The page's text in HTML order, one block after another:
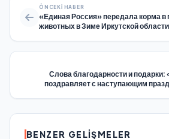
ÖNCEKI HABER
«Единая Россия» передала корма
животных в Зиме Иркутской области
Слова благодарности и
поздравляет с наступающим
BENZER GELIŞMELER